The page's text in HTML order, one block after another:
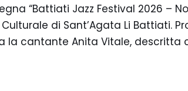
“Battiati Jazz Festival 2026 –
Culturale di Sant’Agata Li Battiati.
la cantante Anita Vitale, descritta